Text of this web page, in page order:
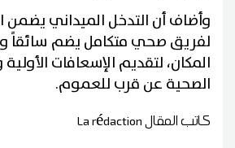
وأضاف أن التدخل الميداني يضمن
لفريق صحي متكامل يضم سائقاً
المكان، لتقديم الإسعافات
الصحية عن قرب للعموم.
كاتب المقالLa rédaction